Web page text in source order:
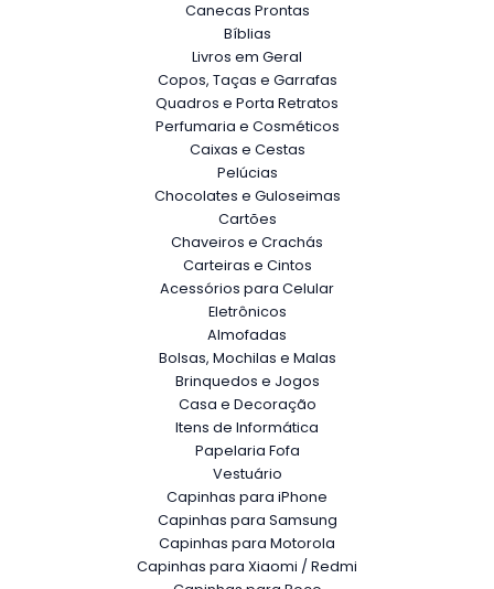
Canecas Prontas
Bíblias
Livros em Geral
Copos, Taças e Garrafas
Quadros e Porta Retratos
Perfumaria e Cosméticos
Caixas e Cestas
Pelúcias
Chocolates e Guloseimas
Cartões
Chaveiros e Crachás
Carteiras e Cintos
Acessórios para Celular
Eletrônicos
Almofadas
Bolsas, Mochilas e Malas
Brinquedos e Jogos
Casa e Decoração
Itens de Informática
Papelaria Fofa
Vestuário
Capinhas para iPhone
Capinhas para Samsung
Capinhas para Motorola
Capinhas para Xiaomi / Redmi